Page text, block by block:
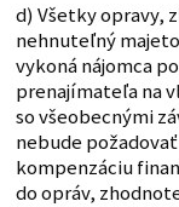
d) Všetky opravy,
nehnuteľný
vykoná nájomca
prenajímateľa na
so všeobecnými
nebude
kompenzáciu
do opráv,